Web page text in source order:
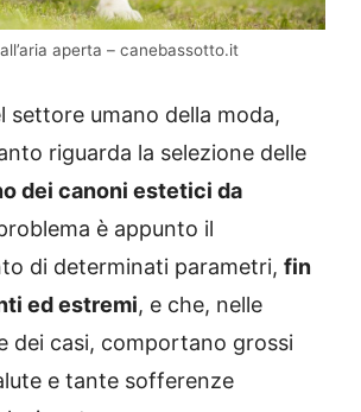
aperta – canebassotto.it
settore umano della moda,
riguarda la selezione delle
dei canoni estetici da
è appunto il
di determinati parametri, fin
ed estremi, e che, nelle
dei casi, comportano grossi
e tante sofferenze